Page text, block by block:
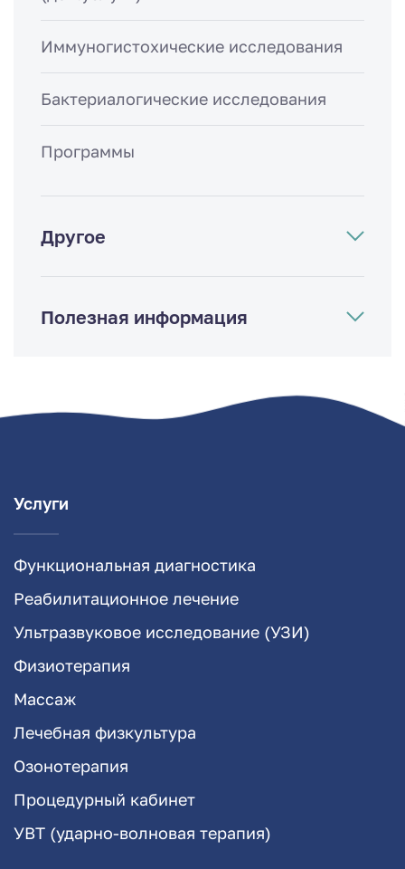
Иммуногистохические исследования
Бактериалогические исследования
Программы
Другое
Полезная информация
Услуги
Функциональная диагностика
Реабилитационное лечение
Ультразвуковое исследование (УЗИ)
Физиотерапия
Массаж
Лечебная физкультура
Озонотерапия
Процедурный кабинет
УВТ (ударно-волновая терапия)